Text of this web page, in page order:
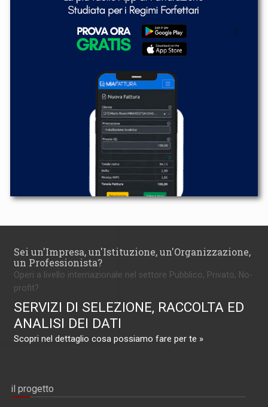
Sei un'Impresa, un'Istituzione, un'Organizzazione,
un Professionista?
Operi a livello internazionale nel settore Pubblico, Privato, No-
profit?
SERVIZI DI SELEZIONE, RACCOLTA ED
ANALISI DEI DATI
Scopri nel dettaglio cosa possiamo fare per te »
il progetto